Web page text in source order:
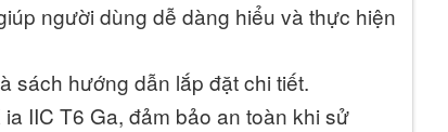
người dùng dễ dàng hiểu và thực hiện
sách hướng dẫn lắp đặt chi tiết.
IIC T6 Ga, đảm bảo an toàn khi sử